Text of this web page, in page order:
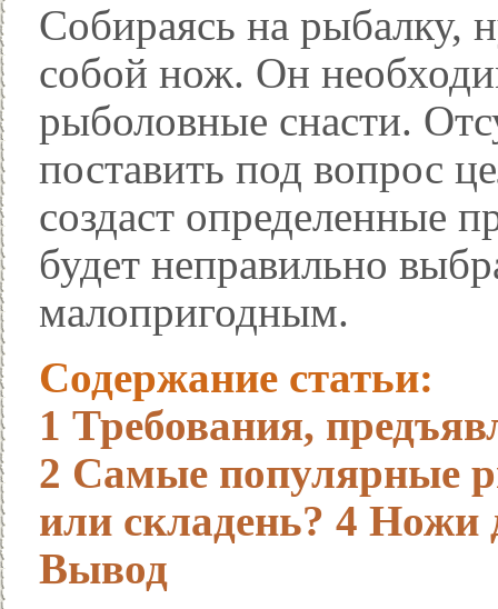
Собираясь на рыбалку,
собой нож. Он
рыболовные снасти.
поставить под вопрос
создаст определенные
будет неправильно
малопригодным.
Содержание статьи:
1 Требования,
2 Самые популярные
или складень? 4 Ножи
Вывод